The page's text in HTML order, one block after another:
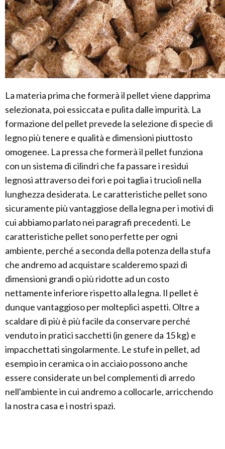
La materia prima che formerà il pellet viene dapprima
selezionata, poi essiccata e pulita dalle impurità. La
formazione del pellet prevede la selezione di specie di
legno più tenere e qualità e dimensioni piuttosto
omogenee. La pressa che formerà il pellet funziona
con un sistema di cilindri che fa passare i residui
legnosi attraverso dei fori e poi taglia i trucioli nella
lunghezza desiderata. Le caratteristiche pellet sono
sicuramente più vantaggiose della legna per i motivi di
cui abbiamo parlato nei paragrafi precedenti. Le
caratteristiche pellet sono perfette per ogni
ambiente, perché a seconda della potenza della stufa
che andremo ad acquistare scalderemo spazi di
dimensioni grandi o più ridotte ad un costo
nettamente inferiore rispetto alla legna. Il pellet è
dunque vantaggioso per molteplici aspetti. Oltre a
scaldare di più è più facile da conservare perché
venduto in pratici sacchetti (in genere da 15 kg) e
impacchettati singolarmente. Le stufe in pellet, ad
esempio in ceramica o in acciaio possono anche
essere considerate un bel complementi di arredo
nell'ambiente in cui andremo a collocarle, arricchendo
la nostra casa e i nostri spazi.